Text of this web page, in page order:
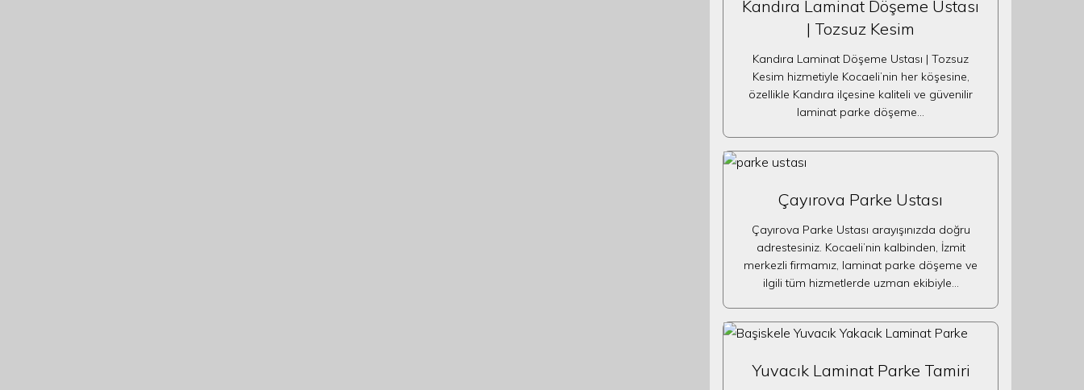
Kandıra Laminat Döşeme Ustası
| Tozsuz Kesim
Kandıra Laminat Döşeme Ustası | Tozsuz
Kesim hizmetiyle Kocaeli’nin her köşesine,
özellikle Kandıra ilçesine kaliteli ve güvenilir
laminat parke döşeme…
Çayırova Parke Ustası
Çayırova Parke Ustası arayışınızda doğru
adrestesiniz. Kocaeli’nin kalbinden, İzmit
merkezli firmamız, laminat parke döşeme ve
ilgili tüm hizmetlerde uzman ekibiyle…
Yuvacık Laminat Parke Tamiri